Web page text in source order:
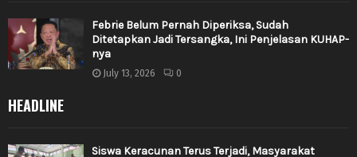
Febrie Belum Pernah Diperiksa, Sudah
Ditetapkan Jadi Tersangka, Ini Penjelasan KUHAP-
nya
July 13, 2026 0
HEADLINE
Siswa Keracunan Terus Terjadi, Masyarakat